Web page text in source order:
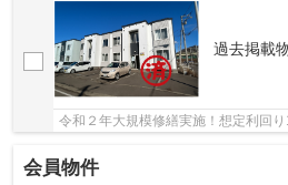
過去掲載
令和２年大規模修繕実施！想定利回
会員物件